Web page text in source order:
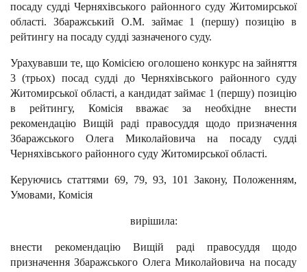
посаду судді Черняхівського районного суду Житомирської
області. Збаражський О.М. займає 1 (першу) позицію в
рейтингу на посаду судді зазначеного суду.
Урахувавши те, що Комісією оголошено конкурс на зайняття
3 (трьох) посад судді до Черняхівського районного суду
Житомирської області, а кандидат займає 1 (першу) позицію
в рейтингу, Комісія вважає за необхідне внести
рекомендацію Вищій раді правосуддя щодо призначення
Збаражського Олега Миколайовича на посаду судді
Черняхівського районного суду Житомирської області.
Керуючись статтями 69, 79, 93, 101 Закону, Положенням,
Умовами, Комісія
вирішила:
внести рекомендацію Вищій раді правосуддя щодо
призначення Збаражського Олега Миколайовича на посаду